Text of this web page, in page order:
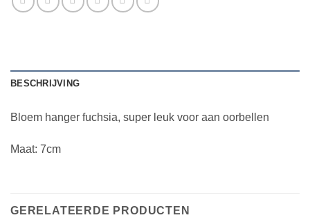
BESCHRIJVING
Bloem hanger fuchsia, super leuk voor aan oorbellen
Maat: 7cm
GERELATEERDE PRODUCTEN